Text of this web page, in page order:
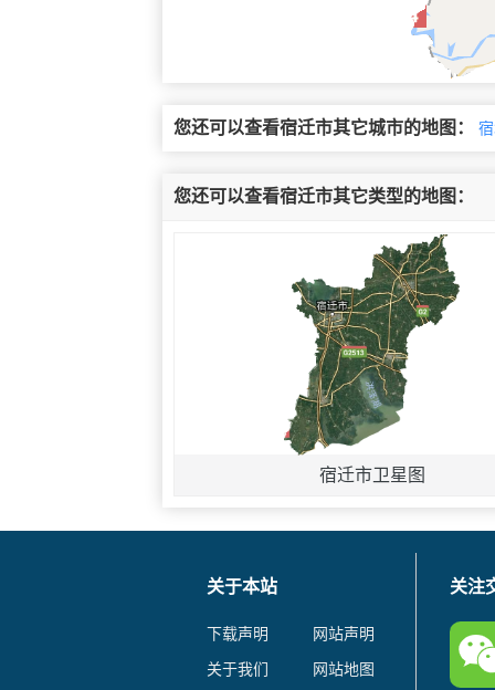
您还可以查看宿迁市其它城市的地图：
您还可以查看宿迁市其它类型的地图：
宿迁市卫星图
关于本站
下载声明
网站声明
关于我们
网站地图
关注